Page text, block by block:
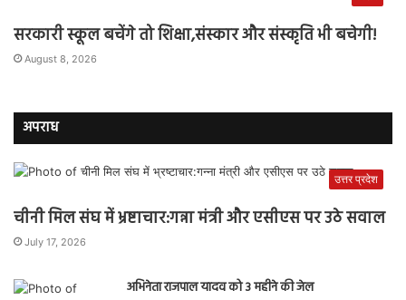
सरकारी स्कूल बचेंगे तो शिक्षा,संस्कार और संस्कृति भी बचेगी!
August 8, 2026
अपराध
उत्तर प्रदेश
चीनी मिल संघ में भ्रष्टाचार:गन्ना मंत्री और एसीएस पर उठे सवाल
July 17, 2026
अभिनेता राजपाल यादव को 3 महीने की जेल